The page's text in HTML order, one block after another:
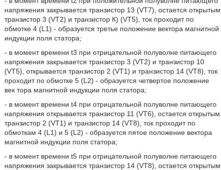
напряжения закрывается транзистор 13 (VT7), остается открытым
транзистор 3 (VT2) и транзистор К) (VT5), ток проходит по
обмотке 4 (L1) - образуется третье положение вектора магнитной
индукции поля статора;
- в момент времени t3 при отрицательной полуволне питающего
напряжения закрывается транзистор 3 (VT2) и транзистор 10
(VT5), открывается транзистор 2 (VT1) и транзистор 14 (VT8), ток
проходит по обмотке 5 (L2) - образуется четвертое положение
век тора магнитной индукции поля статора;
- в момент времени t4 при отрицательной полуволне питающего
напряжения открывается транзистор 11 (VT6), остается открытым
транзистор 2 (VT1) и транзистор 14 (VT8), ток проходит по
обмоткам 4 (L1) и 5 (L2) - образуется пятое положение вектора
магнитной индукции поля статора;
- в момент времени t5 при отрицательной полуволне питающего
напряжения закрывается транзистор 14 (VT8), остается открытым